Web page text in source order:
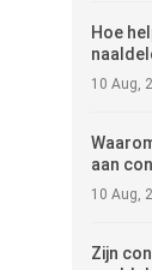
Hoe
10 Aug,
aan
10 Aug,
Zijn